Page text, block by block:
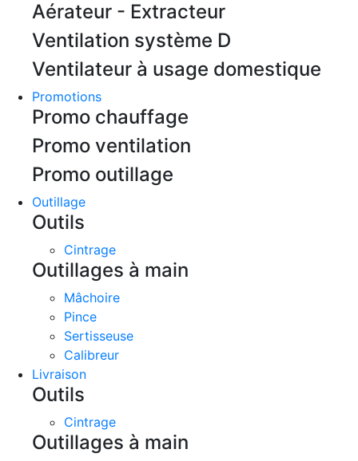
Aérateur - Extracteur
Ventilation système D
Ventilateur à usage domestique
Promotions
Promo chauffage
Promo ventilation
Promo outillage
Outillage
Outils
Cintrage
Outillages à main
Mâchoire
Pince
Sertisseuse
Calibreur
Livraison
Outils
Cintrage
Outillages à main